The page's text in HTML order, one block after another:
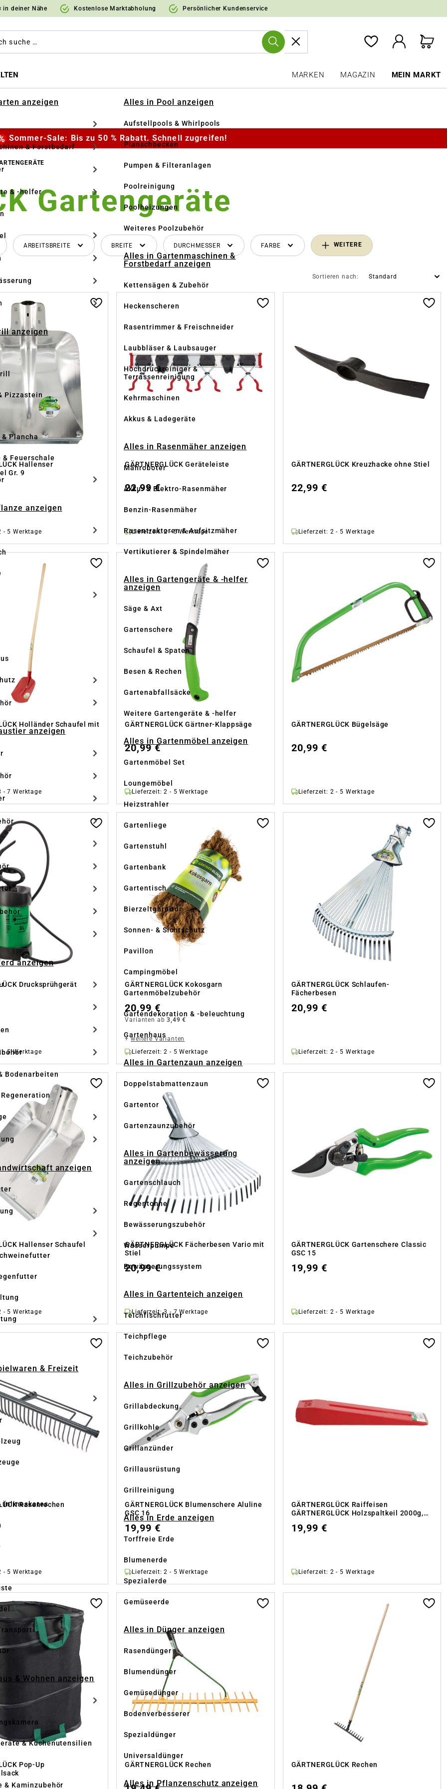
in deiner Nähe Kostenlose Marktabholung Persönlicher Kundenservice
MARKEN MAGAZIN MEIN MARKT
anzeigen
& Forstbedarf
& -helfer
anzeigen
Pizzastein
Plancha
Feuerschale
anzeigen
anzeigen
anzeigen
Bodenarbeiten
anzeigen
& Freizeit
Inlineskates
& Wohnen anzeigen
& Küchenutensilien
& Kaminzubehör
Alles in Pool anzeigen
Aufstellpools & Whirlpools
Planschbecken
Pumpen & Filteranlagen
Poolreinigung
Poolheizungen
Weiteres Poolzubehör
Alles in Gartenmaschinen &
Forstbedarf anzeigen
Kettensägen & Zubehör
Heckenscheren
Rasentrimmer & Freischneider
Laubbläser & Laubsauger
Hochdruckreiniger &
Terrassenreinigung
Kehrmaschinen
Akkus & Ladegeräte
Alles in Rasenmäher anzeigen
Mähroboter
Akku- & Elektro-Rasenmäher
Benzin-Rasenmäher
Rasentraktoren & Aufsitzmäher
Vertikutierer & Spindelmäher
Alles in Gartengeräte & -helfer
anzeigen
Säge & Axt
Gartenschere
Schaufel & Spaten
Besen & Rechen
Gartenabfallsäcke
Weitere Gartengeräte & -helfer
Alles in Gartenmöbel anzeigen
Gartenmöbel Set
Loungemöbel
Heizstrahler
Gartenliege
Gartenstuhl
Gartenbank
Gartentisch
Bierzeltgarnitur
Sonnen- & Sichtschutz
Pavillon
Campingmöbel
Gartenmöbelzubehör
Gartendekoration & -beleuchtung
Gartenhaus
Alles in Gartenzaun anzeigen
Doppelstabmattenzaun
Gartentor
Gartenzaunzubehör
Alles in Gartenbewässerung
anzeigen
Gartenschlauch
Regentonne
Bewässerungszubehör
Wasserpumpe
Bewässerungssystem
Alles in Gartenteich anzeigen
Teichfischfutter
Teichpflege
Teichzubehör
Alles in Grillzubehör anzeigen
Grillabdeckung
Grillkohle
Grillanzünder
Grillausrüstung
Grillreinigung
Alles in Erde anzeigen
Torffreie Erde
Blumenerde
Spezialerde
Gemüseerde
Alles in Dünger anzeigen
Rasendünger
Blumendünger
Gemüsedünger
Bodenverbesserer
Spezialdünger
Universaldünger
Alles in Pflanzenschutz anzeigen
Sommer-Sale: Bis zu 50 % Rabatt. Schnell zugreifen!
Gartengeräte
ARBEITSBREITE BREITE DURCHMESSER FARBE WEITERE
Sortieren nach:
Hallenser
Gr. 9
- 5 Werktage
GÄRTNERGLÜCK Geräteleiste
22,99 €
Lieferzeit: 2 - 5 Werktage
GÄRTNERGLÜCK Kreuzhacke ohne Stiel
22,99 €
Lieferzeit: 2 - 5 Werktage
Holländer Schaufel mit
- 7 Werktage
GÄRTNERGLÜCK Gärtner-Klappsäge
20,99 €
Lieferzeit: 2 - 5 Werktage
GÄRTNERGLÜCK Bügelsäge
20,99 €
Lieferzeit: 2 - 5 Werktage
Drucksprühgerät
- 5 Werktage
GÄRTNERGLÜCK Kokosgarn
20,99 €
Varianten ab 3,49 €
+weitere Varianten
Lieferzeit: 2 - 5 Werktage
GÄRTNERGLÜCK Schlaufen-
Fächerbesen
20,99 €
Lieferzeit: 2 - 5 Werktage
Hallenser Schaufel
- 5 Werktage
GÄRTNERGLÜCK Fächerbesen Vario mit
Stiel
20,99 €
Lieferzeit: 3 - 7 Werktage
GÄRTNERGLÜCK Gartenschere Classic
GSC 15
19,99 €
Lieferzeit: 2 - 5 Werktage
Rasenrechen
- 5 Werktage
GÄRTNERGLÜCK Blumenschere Aluline
GSC 16
19,99 €
Lieferzeit: 2 - 5 Werktage
GÄRTNERGLÜCK Raiffeisen
GÄRTNERGLÜCK Holzspaltkeil 2000g,
19,99 €
Lieferzeit: 2 - 5 Werktage
Pop-Up
GÄRTNERGLÜCK Rechen GÄRTNERGLÜCK Rechen